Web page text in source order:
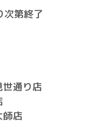
第終了
通り店
店